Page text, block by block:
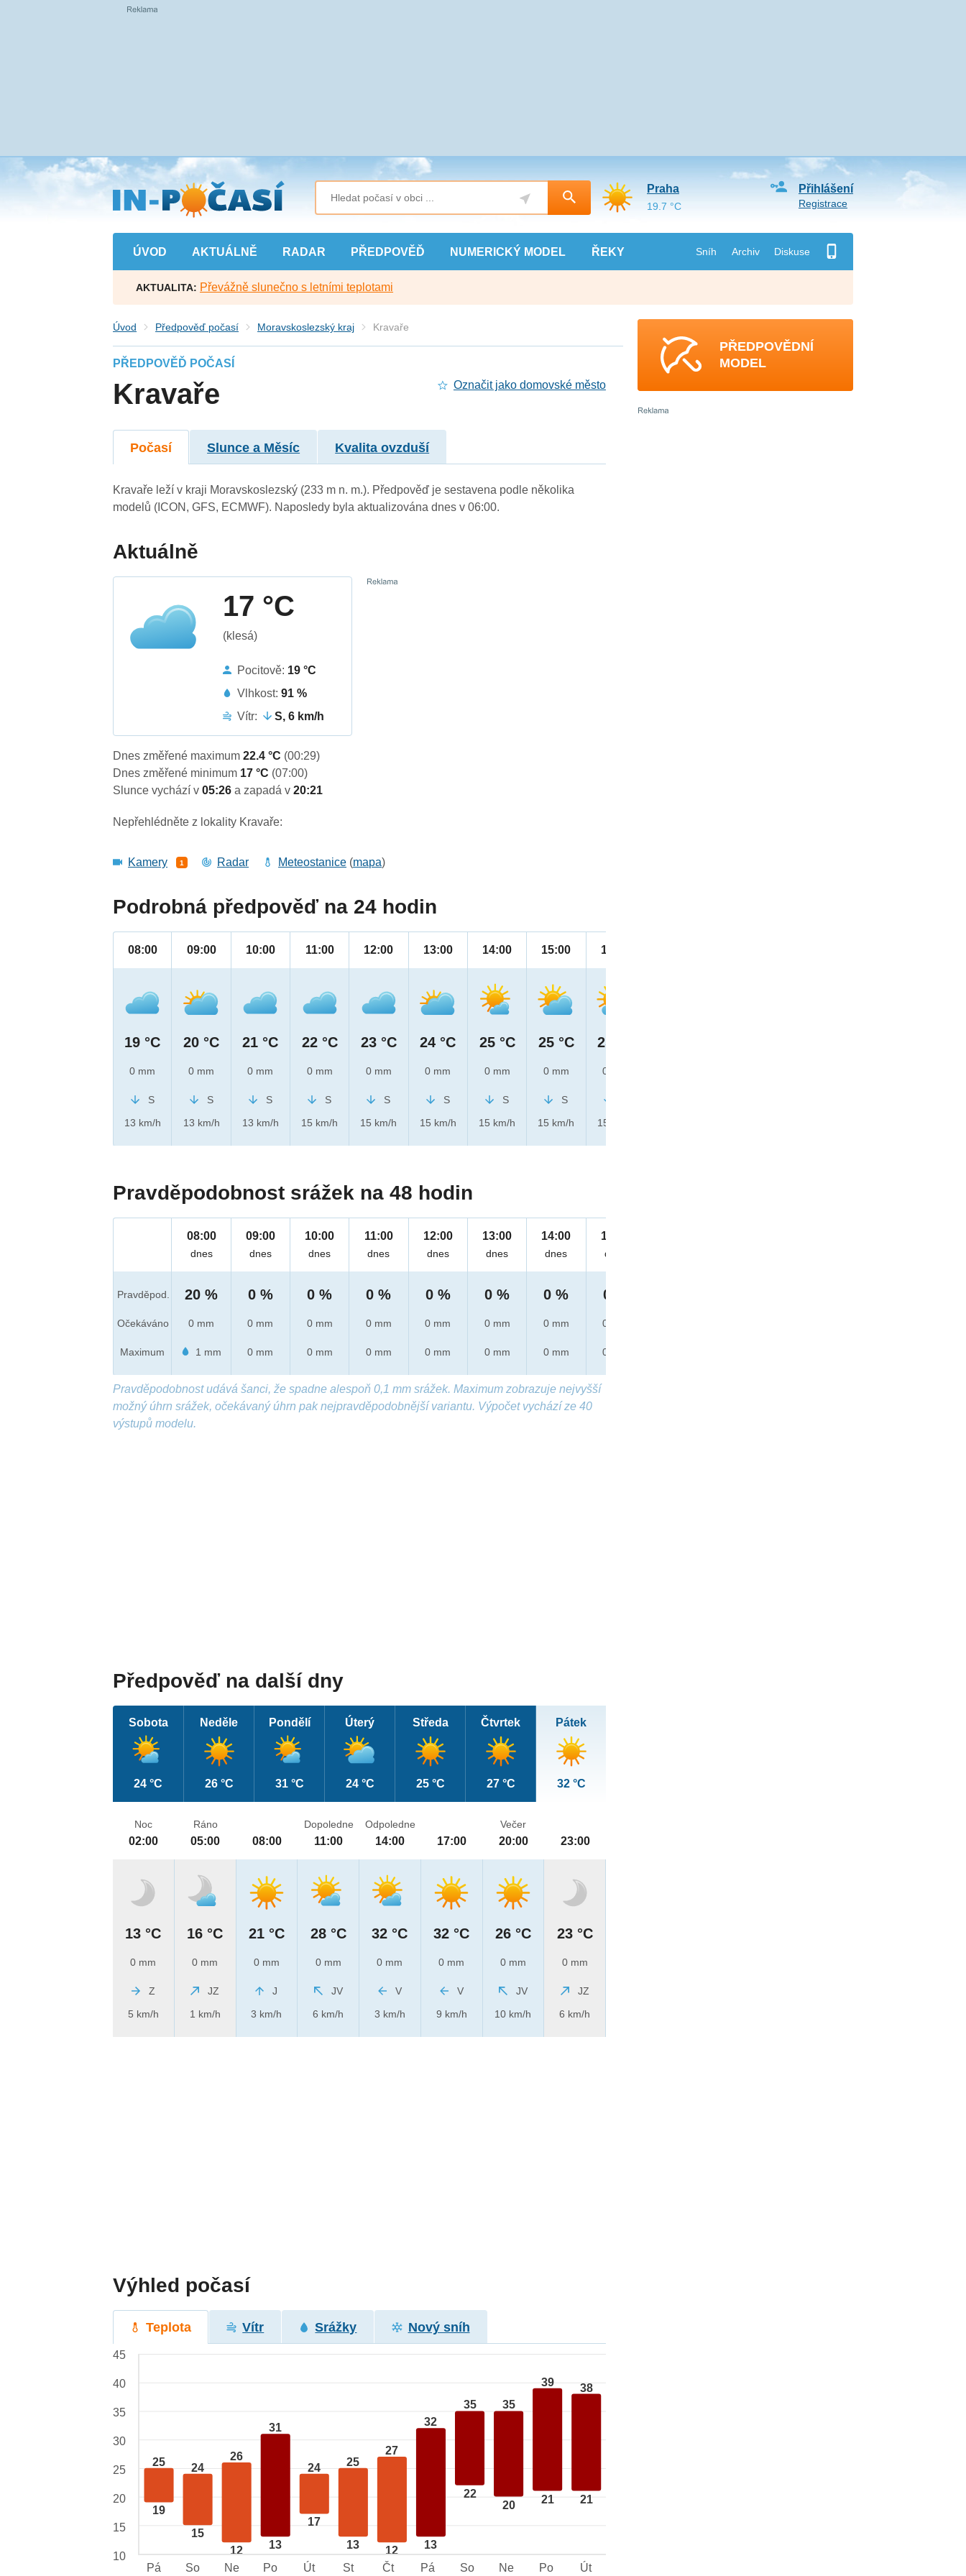
Přejít
na
hlavní
obsah
ÚVOD AKTUÁLNĚ RADAR PŘEDPOVĚĎ NUMERICKÝ MODEL ŘEKY Sníh Archiv Diskuse
Přihlášení
Registrace
Praha
19.7 °C
AKTUALITA: Převážně slunečno s letními teplotami
Úvod Předpověď počasí Moravskoslezský kraj Kravaře
PŘEDPOVĚĎ POČASÍ
Kravaře Označit jako domovské město
Počasí Slunce a Měsíc Kvalita ovzduší
Kravaře leží v kraji Moravskoslezský (233 m n. m.). Předpověď je sestavena podle několika
modelů (ICON, GFS, ECMWF). Naposledy byla aktualizována dnes v 06:00.
Aktuálně
17 °C
(klesá)
Pocitově: 19 °C
Vlhkost:91 %
Vítr:
S, 6 km/h
Dnes změřené maximum22.4 °C (00:29)
Dnes změřené minimum 17 °C (07:00)
Slunce vychází v05:26a zapadá v20:21
Nepřehlédněte z lokality Kravaře:
Kamery 1 Radar Meteostanice (mapa)
Podrobná předpověď na 24 hodin
08:00
19 °C
0 mm
S
13 km/h
09:00
20 °C
0 mm
S
13 km/h
10:00
21 °C
0 mm
S
13 km/h
11:00
22 °C
0 mm
S
15 km/h
12:00
23 °C
0 mm
S
15 km/h
13:00
24 °C
0 mm
S
15 km/h
14:00
25 °C
0 mm
S
15 km/h
15:00
25 °C
0 mm
S
15 km/h
16:00
25 °C
0 mm
15 km/h
Pravděpodobnost srážek na 48 hodin
Pravděpod.
Očekáváno
Maximum
08:00
dnes
20 %
0 mm
1 mm
09:00
dnes
0 %
0 mm
0 mm
10:00
dnes
0 %
0 mm
0 mm
11:00
dnes
0 %
0 mm
0 mm
12:00
dnes
0 %
0 mm
0 mm
13:00
dnes
0 %
0 mm
0 mm
14:00
dnes
0 %
0 mm
0 mm
15:00
dnes
0 %
0 mm
0 mm
Pravděpodobnost udává šanci, že spadne alespoň 0,1 mm srážek. Maximum zobrazuje nejvyšší
možný úhrn srážek, očekávaný úhrn pak nejpravděpodobnější variantu. Výpočet vychází ze 40
výstupů modelu.
Předpověď na další dny
Sobota
24 °C
Neděle
26 °C
Pondělí
31 °C
Úterý
24 °C
Středa
25 °C
Čtvrtek
27 °C
Pátek
32 °C
Noc
02:00
13 °C
0 mm
Z
5 km/h
Ráno
05:00
16 °C
0 mm
JZ
1 km/h
08:00
21 °C
0 mm
J
3 km/h
Dopoledne
11:00
28 °C
0 mm
JV
6 km/h
Odpoledne
14:00
32 °C
0 mm
V
3 km/h
17:00
32 °C
0 mm
V
9 km/h
Večer
20:00
26 °C
0 mm
JV
10 km/h
23:00
23 °C
0 mm
JZ
6 km/h
Výhled počasí
Teplota Vítr Srážky Nový sníh
25
19
24
15
26
12
31
13
24
17
25
13
27
12
32
13
35
22
35
20
39
21
38
21
45
40
35
30
25
20
15
10
Pá
So Ne Po Út St Čt Pá So Ne Po Út
PŘEDPOVĚDNÍ
MODEL